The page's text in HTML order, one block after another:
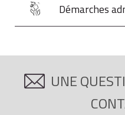
Démarches
UNE